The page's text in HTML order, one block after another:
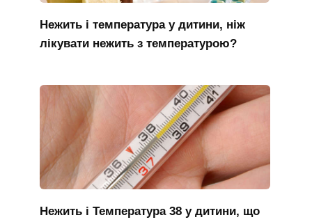
Нежить і температура у дитини, ніж
лікувати нежить з температурою?
Нежить і Температура 38 у дитини, що